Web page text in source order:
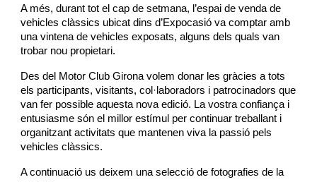
A més, durant tot el cap de setmana, l’espai de venda de
vehicles clàssics ubicat dins d’Expocasió va comptar amb
una vintena de vehicles exposats, alguns dels quals van
trobar nou propietari.
Des del Motor Club Girona volem donar les gràcies a tots
els participants, visitants, col·laboradors i patrocinadors que
van fer possible aquesta nova edició. La vostra confiança i
entusiasme són el millor estímul per continuar treballant i
organitzant activitats que mantenen viva la passió pels
vehicles clàssics.
A continuació us deixem una selecció de fotografies de la